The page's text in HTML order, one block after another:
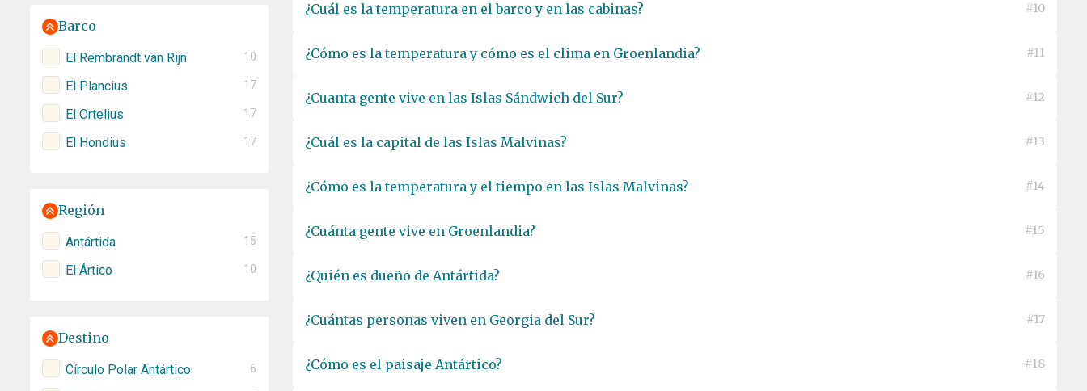
Barco
El Rembrandt van Rijn 10
El Plancius 17
El Ortelius 17
El Hondius 17
Región
Antártida 15
El Ártico 10
Destino
Círculo Polar Antártico 6
¿Cuál es la temperatura en el barco y en las cabinas? #10
¿Cómo es la temperatura y cómo es el clima en Groenlandia? #11
¿Cuanta gente vive en las Islas Sándwich del Sur? #12
¿Cuál es la capital de las Islas Malvinas? #13
¿Cómo es la temperatura y el tiempo en las Islas Malvinas? #14
¿Cuánta gente vive en Groenlandia? #15
¿Quién es dueño de Antártida? #16
¿Cuántas personas viven en Georgia del Sur? #17
¿Cómo es el paisaje Antártico? #18